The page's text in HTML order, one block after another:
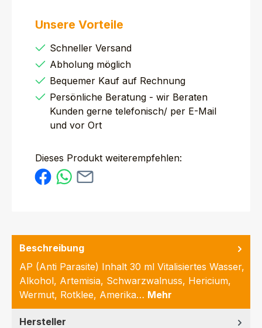
Unsere Vorteile
Schneller Versand
Abholung möglich
Bequemer Kauf auf Rechnung
Persönliche Beratung - wir Beraten
Kunden gerne telefonisch/ per E-Mail
und vor Ort
Dieses Produkt weiterempfehlen:
Beschreibung
AP (Anti Parasite) Inhalt 30 ml Vitalisiertes Wasser,
Alkohol, Artemisia, Schwarzwalnuss, Hericium,
Wermut, Rotklee, Amerika… Mehr
Hersteller